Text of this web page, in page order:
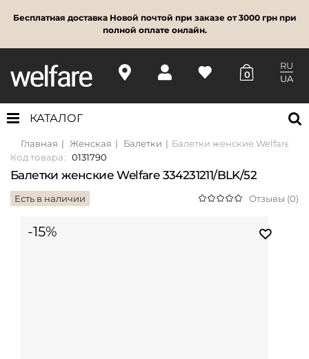
Бесплатная доставка Новой почтой при заказе от 3000 грн при
полной оплате онлайн.
0
RU
UA
КАТАЛОГ
Главная Женская Балетки
Балетки женские Welfare
Код товара: 0131790
Балетки женские Welfare 334231211/BLK/52
Есть в наличии Отзывы (0)
-15%